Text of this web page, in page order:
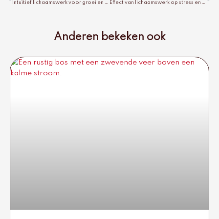
Intuïtief lichaamswerk voor groei en heling Effect van lichaamswerk op stress en welzijn
Anderen bekeken ook